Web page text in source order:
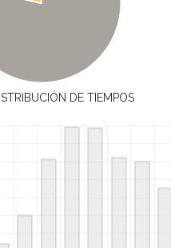
DE TIEMPOS